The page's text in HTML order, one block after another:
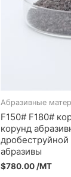
Абразивные
F150# F180#
корунд
дробеструйной
абразивы
$780.00/MT